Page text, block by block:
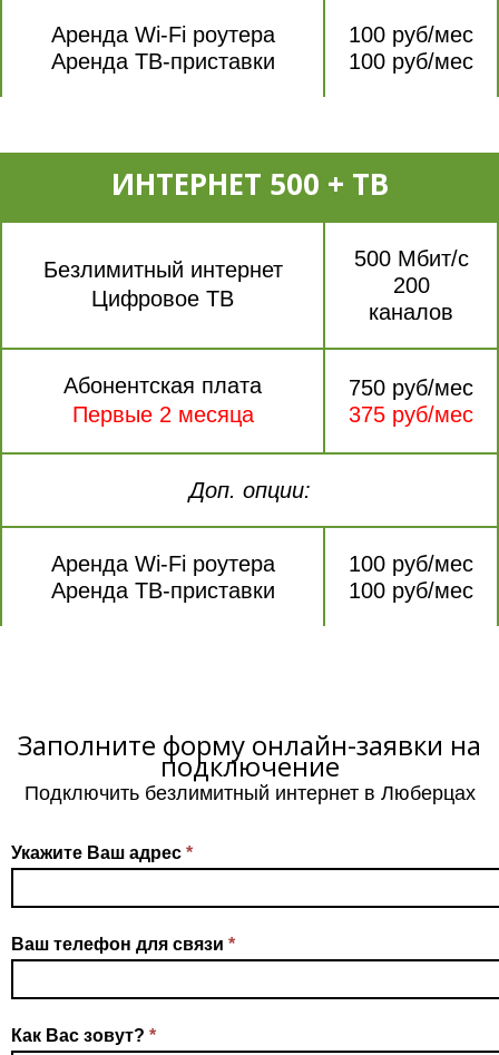
Аренда Wi-Fi роутера
Аренда ТВ-приставки
100 руб/мес
100 руб/мес
ИНТЕРНЕТ 500 + ТВ
Безлимитный интернет
Цифровое ТВ
500 Мбит/с
200
каналов
Абонентская плата
Первые 2 месяца
750 руб/мес
375 руб/мес
Доп. опции:
Аренда Wi-Fi роутера
Аренда ТВ-приставки
100 руб/мес
100 руб/мес
Заполните форму онлайн-заявки на
подключение
Подключить безлимитный интернет в Люберцах
Укажите Ваш адрес *
Ваш телефон для связи *
Как Вас зовут? *